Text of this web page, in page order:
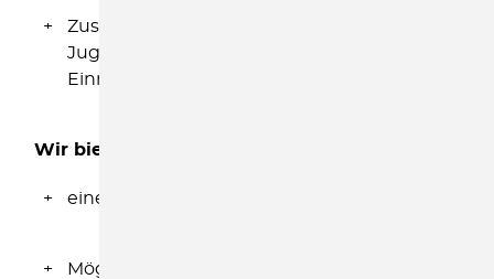
Zusammenarbeit mit freien Trägern der
Jugendhilfe und anderen Institutionen und
Einrichtungen
Wir bieten Ihnen
einen eigenen Arbeitsplatz
Möglichkeit, Dienstfahrten mit einem